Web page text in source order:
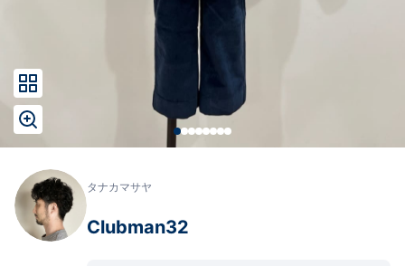
タナカマサヤ
Clubman32